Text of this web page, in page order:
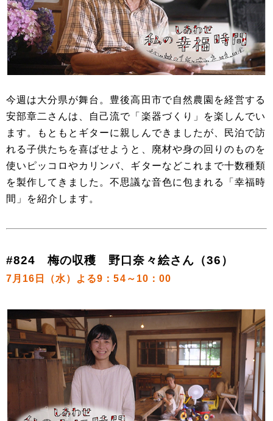
今週は大分県が舞台。豊後高田市で自然農園を経営する
安部章二さんは、自己流で「楽器づくり」を楽しんでい
ます。もともとギターに親しんできましたが、民泊で訪
れる子供たちを喜ばせようと、廃材や身の回りのものを
使いピッコロやカリンバ、ギターなどこれまで十数種類
を製作してきました。不思議な音色に包まれる「幸福時
間」を紹介します。
#824 梅の収穫 野口奈々絵さん（36）
7月16日（水）よる9：54～10：00